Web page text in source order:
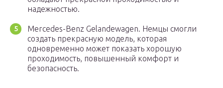
надежностью.
Mercedes-Benz Gelandewagen. Немцы смогли
создать прекрасную модель, которая
одновременно может показать хорошую
проходимость, повышенный комфорт и
безопасность.